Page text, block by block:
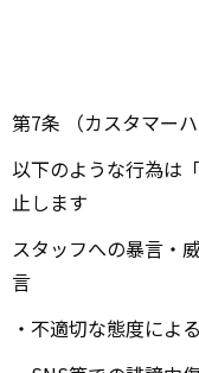
第7条 （カスタマー
以下のような行為は
止します
スタッフへの暴言・
言
・不適切な態度によ